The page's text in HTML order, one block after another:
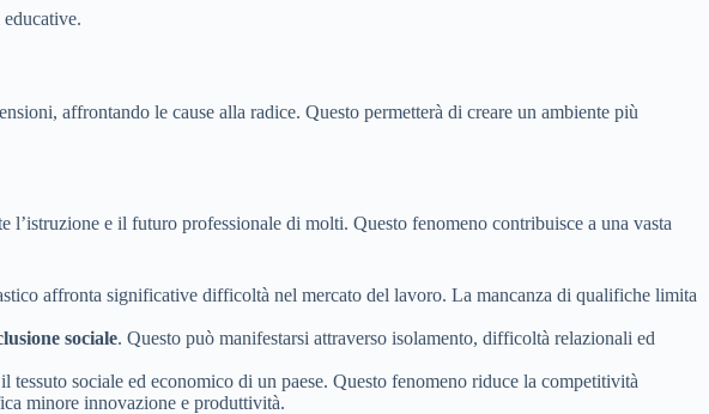
affrontando le cause alla radice. Questo permetterà di creare un ambiente più
e il futuro professionale di molti. Questo fenomeno contribuisce a una vasta
affronta significative difficoltà nel mercato del lavoro. La mancanza di qualifiche limita
sociale. Questo può manifestarsi attraverso isolamento, difficoltà relazionali ed
sociale ed economico di un paese. Questo fenomeno riduce la competitività
minore innovazione e produttività.